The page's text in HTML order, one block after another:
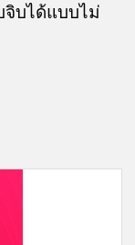
บได้แบบไม่